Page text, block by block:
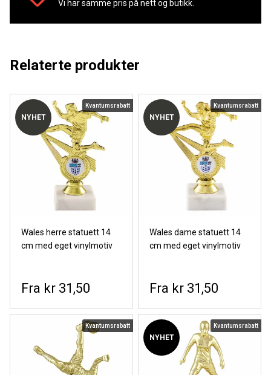
Vi har samme pris på nett og butikk.
Relaterte produkter
NYHET
Kvantumsrabatt
Wales herre statuett 14
cm med eget vinylmotiv
kr 31,50
NYHET
Kvantumsrabatt
Wales dame statuett 14
cm med eget vinylmotiv
kr 31,50
Kvantumsrabatt
NYHET
Kvantumsrabatt